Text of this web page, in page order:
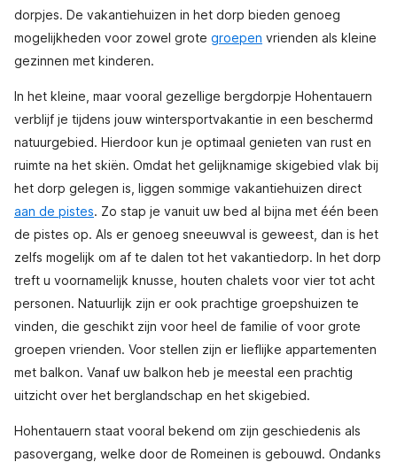
dorpjes. De vakantiehuizen in het dorp bieden genoeg
mogelijkheden voor zowel grote groepen vrienden als kleine
gezinnen met kinderen.
In het kleine, maar vooral gezellige bergdorpje Hohentauern
verblijf je tijdens jouw wintersportvakantie in een beschermd
natuurgebied. Hierdoor kun je optimaal genieten van rust en
ruimte na het skiën. Omdat het gelijknamige skigebied vlak bij
het dorp gelegen is, liggen sommige vakantiehuizen direct
aan de pistes. Zo stap je vanuit uw bed al bijna met één been
de pistes op. Als er genoeg sneeuwval is geweest, dan is het
zelfs mogelijk om af te dalen tot het vakantiedorp. In het dorp
treft u voornamelijk knusse, houten chalets voor vier tot acht
personen. Natuurlijk zijn er ook prachtige groepshuizen te
vinden, die geschikt zijn voor heel de familie of voor grote
groepen vrienden. Voor stellen zijn er lieflijke appartementen
met balkon. Vanaf uw balkon heb je meestal een prachtig
uitzicht over het berglandschap en het skigebied.
Hohentauern staat vooral bekend om zijn geschiedenis als
pasovergang, welke door de Romeinen is gebouwd. Ondanks